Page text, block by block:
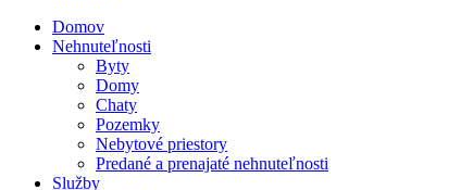
Domov
Nehnuteľnosti
Byty
Domy
Chaty
Pozemky
Nebytové priestory
Predané a prenajaté nehnuteľnosti
Služby